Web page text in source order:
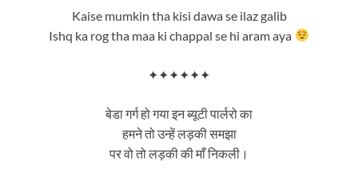
Kaise mumkin tha kisi dawa se ilaz galib
Ishq ka rog tha maa ki chappal se hi aram aya
✦✦✦✦✦✦
बेडा गर्ग हो गया इन ब्यूटी पार्लरो का
हमने तो उन्हें लड़की समझा
पर वो तो लड़की की माँ निकली।